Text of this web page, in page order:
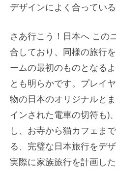
デザインによく合ってい
さあ行こう！日本へ この
合しており、同様の旅行
ームの最初のものとなる
とも明らかです。プレイ
物の日本のオリジナルと
インされた電車の切符も)
し、お寺から猫カフェま
る、完璧な日本旅行をデ
実際に家族旅行を計画し